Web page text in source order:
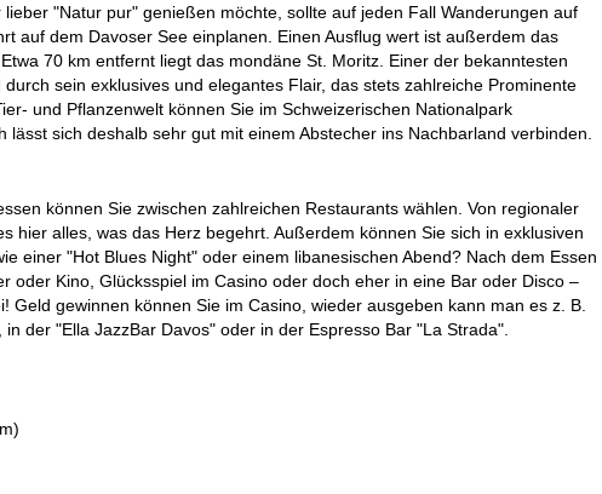
"Natur pur" genießen möchte, sollte auf jeden Fall Wanderungen auf
auf dem Davoser See einplanen. Einen Ausflug wert ist außerdem das
70 km entfernt liegt das mondäne St. Moritz. Einer der bekanntesten
sein exklusives und elegantes Flair, das stets zahlreiche Prominente
und Pflanzenwelt können Sie im Schweizerischen Nationalpark
sich deshalb sehr gut mit einem Abstecher ins Nachbarland verbinden.
können Sie zwischen zahlreichen Restaurants wählen. Von regionaler
hier alles, was das Herz begehrt. Außerdem können Sie sich in exklusiven
einer "Hot Blues Night" oder einem libanesischen Abend? Nach dem Essen
oder Kino, Glücksspiel im Casino oder doch eher in eine Bar oder Disco –
gewinnen können Sie im Casino, wieder ausgeben kann man es z. B.
der "Ella JazzBar Davos" oder in der Espresso Bar "La Strada".